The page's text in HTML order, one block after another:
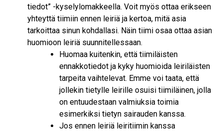
tiedot” -kyselylomakkeella. Voit myös ottaa erikseen
yhteyttä tiimiin ennen leiriä ja kertoa, mitä asia
tarkoittaa sinun kohdallasi. Näin tiimi osaa ottaa asian
huomioon leiriä suunnitellessaan.
Huomaa kuitenkin, että tiimiläisten
ennakkotiedot ja kyky huomioida leiriläisten
tarpeita vaihtelevat. Emme voi taata, että
jollekin tietylle leirille osuisi tiimiläinen, jolla
on entuudestaan valmiuksia toimia
esimerkiksi tietyn sairauden kanssa.
Jos ennen leiriä leiritiimin kanssa